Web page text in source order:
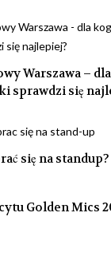
Warszawa –
sprawdzi się
się na standup?
Golden Mics